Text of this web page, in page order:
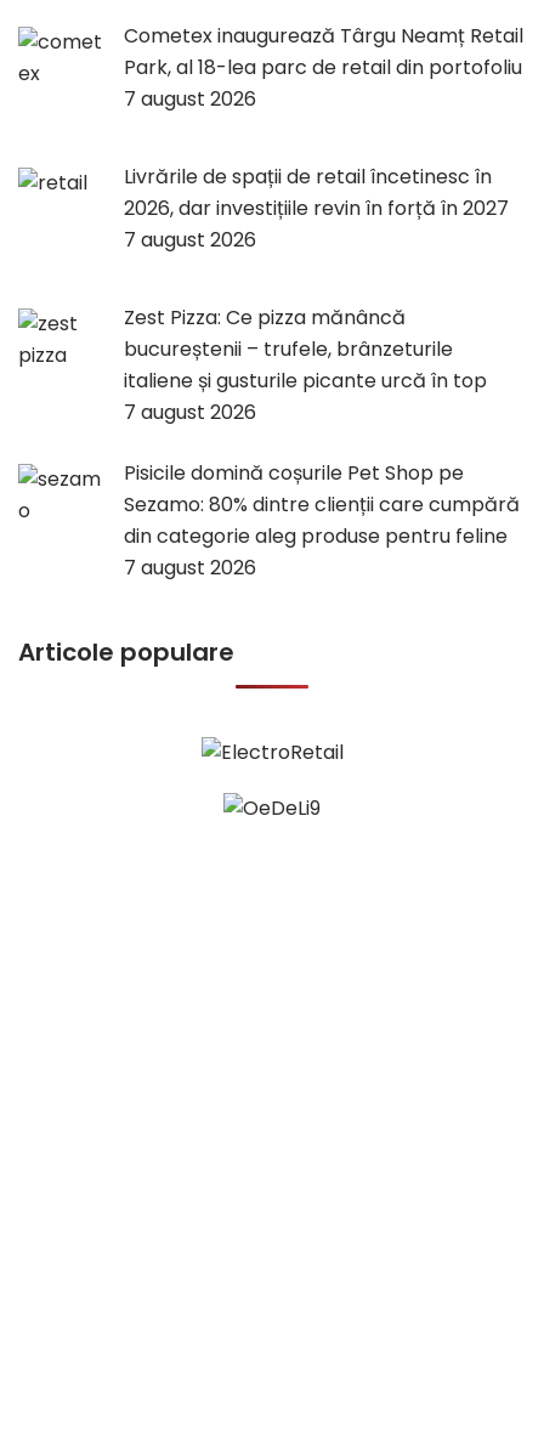
Cometex inaugurează Târgu Neamț Retail
Park, al 18-lea parc de retail din portofoliu
7 august 2026
Livrările de spații de retail încetinesc în
2026, dar investițiile revin în forță în 2027
7 august 2026
Zest Pizza: Ce pizza mănâncă
bucureștenii – trufele, brânzeturile
italiene și gusturile picante urcă în top
7 august 2026
Pisicile domină coșurile Pet Shop pe
Sezamo: 80% dintre clienții care cumpără
din categorie aleg produse pentru feline
7 august 2026
Articole populare